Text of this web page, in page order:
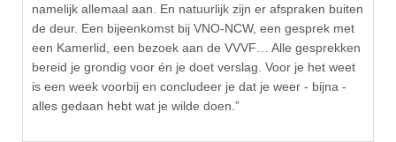
namelijk allemaal aan. En natuurlijk zijn er afspraken buiten
de deur. Een bijeenkomst bij VNO-NCW, een gesprek met
een Kamerlid, een bezoek aan de VVVF… Alle gesprekken
bereid je grondig voor én je doet verslag. Voor je het weet
is een week voorbij en concludeer je dat je weer - bijna -
alles gedaan hebt wat je wilde doen.”